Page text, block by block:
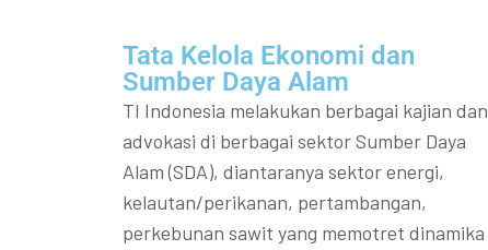
Tata Kelola Ekonomi dan
Sumber Daya Alam
TI Indonesia melakukan berbagai kajian dan
advokasi di berbagai sektor Sumber Daya
Alam (SDA), diantaranya sektor energi,
kelautan/perikanan, pertambangan,
perkebunan sawit yang memotret dinamika